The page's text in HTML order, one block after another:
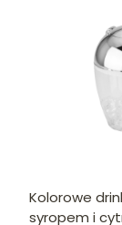
Kolorowe
syropem i